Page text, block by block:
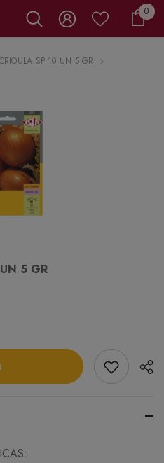
00
SP 10 UN 5 GR
5 GR
Add